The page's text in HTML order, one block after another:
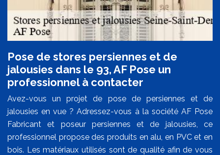
Pose de stores persiennes et de
jalousies dans le 93, AF Pose un
professionnel à contacter
Avez-vous un projet de pose de persiennes et de
jalousies en vue ? Adressez-vous à la société AF Pose
Fabricant et poseur persiennes et de jalousies, ce
professionnel propose des produits en alu, en PVC et en
bois. Les matériaux utilisés sont de qualité afin de vous